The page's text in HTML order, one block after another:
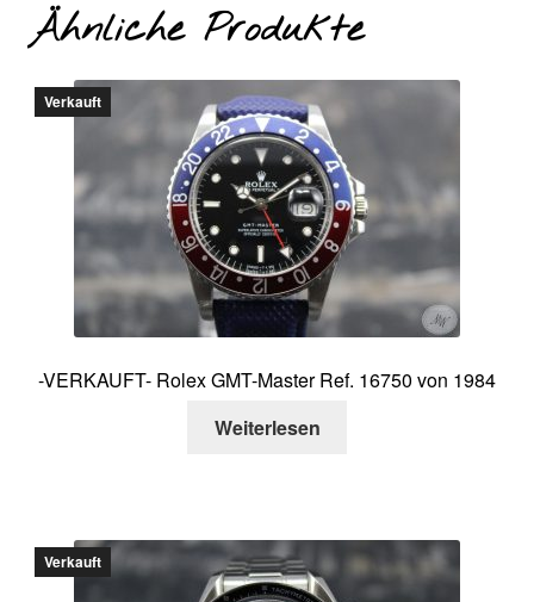
Ähnliche Produkte
Verkauft
-VERKAUFT- Rolex GMT-Master Ref. 16750 von 1984
Weiterlesen
Verkauft